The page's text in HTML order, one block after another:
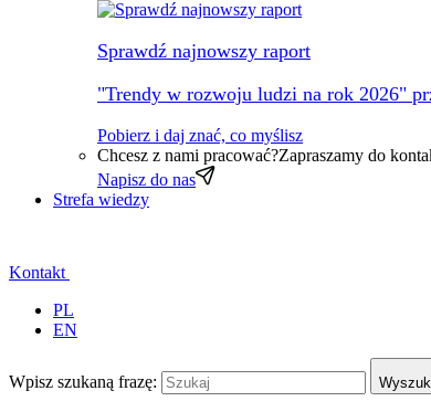
Sprawdź najnowszy raport
"Trendy w rozwoju ludzi na rok 2026"
Pobierz i daj znać, co myślisz
Chcesz z nami pracować?Zapraszamy do
Napisz do nas
Strefa wiedzy
Kontakt
PL
EN
Wpisz szukaną frazę: